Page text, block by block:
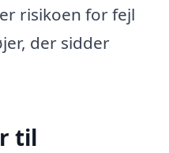
risikoen for fejl
der sidder
til